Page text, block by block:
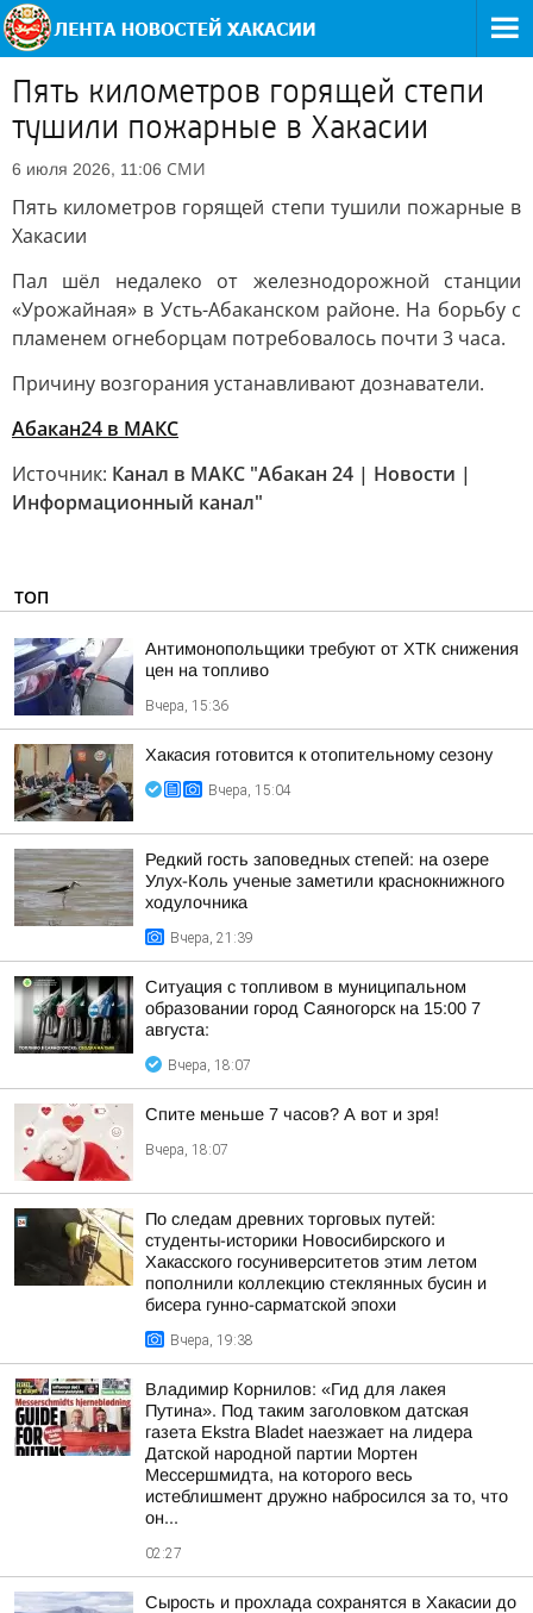
Пять километров горящей степи
тушили пожарные в Хакасии
6 июля 2026, 11:06 СМИ
Пять километров горящей степи тушили пожарные в
Хакасии
Пал шёл недалеко от железнодорожной станции
«Урожайная» в Усть-Абаканском районе. На борьбу с
пламенем огнеборцам потребовалось почти 3 часа.
Причину возгорания устанавливают дознаватели.
Абакан24 в МАКС
Источник: Канал в МАКС "Абакан 24 | Новости |
Информационный канал"
ТОП
Антимонопольщики требуют от ХТК снижения
цен на топливо
Вчера, 15:36
Хакасия готовится к отопительному сезону
Вчера, 15:04
Редкий гость заповедных степей: на озере
Улух-Коль ученые заметили краснокнижного
ходулочника
Вчера, 21:39
Ситуация с топливом в муниципальном
образовании город Саяногорск на 15:00 7
августа:
Вчера, 18:07
Спите меньше 7 часов? А вот и зря!
Вчера, 18:07
По следам древних торговых путей:
студенты-историки Новосибирского и
Хакасского госуниверситетов этим летом
пополнили коллекцию стеклянных бусин и
бисера гунно-сарматской эпохи
Вчера, 19:38
Владимир Корнилов: «Гид для лакея
Путина». Под таким заголовком датская
газета Ekstra Bladet наезжает на лидера
Датской народной партии Мортен
Мессершмидта, на которого весь
истеблишмент дружно набросился за то, что
он...
02:27
Сырость и прохлада сохранятся в Хакасии до